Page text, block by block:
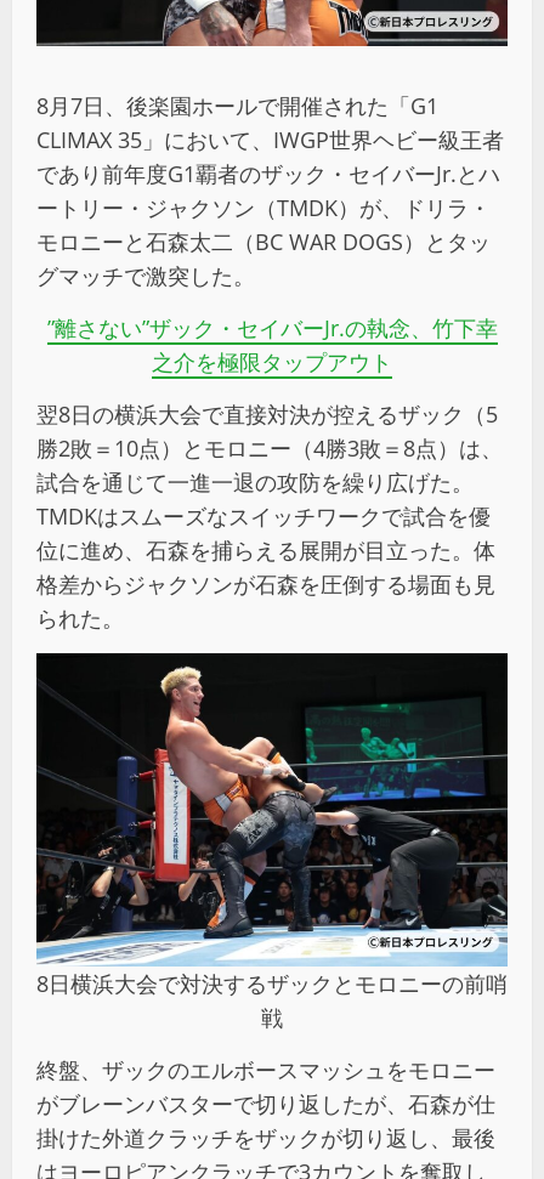
8月7日、後楽園ホールで開催された「G1
CLIMAX 35」において、IWGP世界ヘビー級王者
であり前年度G1覇者のザック・セイバーJr.とハ
ートリー・ジャクソン（TMDK）が、ドリラ・
モロニーと石森太二（BC WAR DOGS）とタッ
グマッチで激突した。
”離さない”ザック・セイバーJr.の執念、竹下幸
之介を極限タップアウト
翌8日の横浜大会で直接対決が控えるザック（5
勝2敗＝10点）とモロニー（4勝3敗＝8点）は、
試合を通じて一進一退の攻防を繰り広げた。
TMDKはスムーズなスイッチワークで試合を優
位に進め、石森を捕らえる展開が目立った。体
格差からジャクソンが石森を圧倒する場面も見
られた。
8日横浜大会で対決するザックとモロニーの前哨
戦
終盤、ザックのエルボースマッシュをモロニー
がブレーンバスターで切り返したが、石森が仕
掛けた外道クラッチをザックが切り返し、最後
はヨーロピアンクラッチで3カウントを奪取し